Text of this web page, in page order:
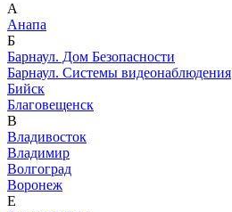
А
Анапа
Б
Барнаул. Дом Безопасности
Барнаул. Системы видеонаблюдения
Бийск
Благовещенск
В
Владивосток
Владимир
Волгоград
Воронеж
Е